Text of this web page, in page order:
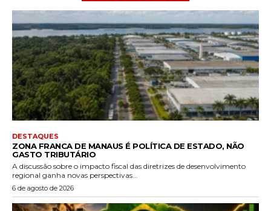
DESTAQUES
ZONA FRANCA DE MANAUS É POLÍTICA DE ESTADO, NÃO
GASTO TRIBUTÁRIO
A discussão sobre o impacto fiscal das diretrizes de desenvolvimento
regional ganha novas perspectivas...
6 de agosto de 2026